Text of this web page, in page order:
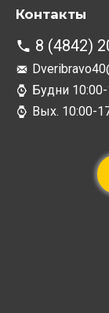
Контакты
8 (4842)
Будни
Вых. 10:00-